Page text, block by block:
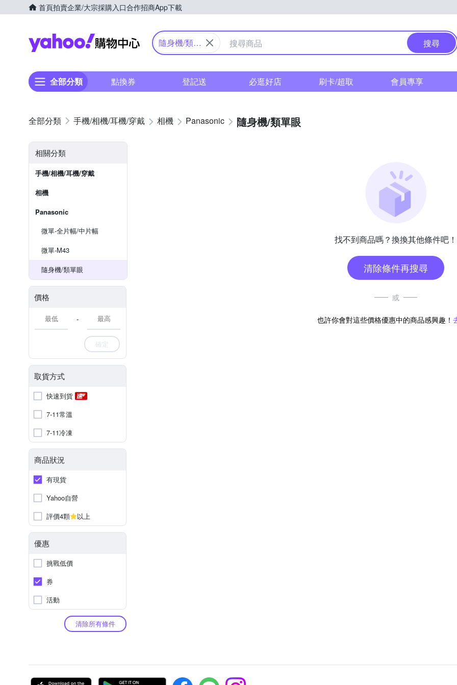
首頁拍賣企業/大宗採購入口合作招商App下載
Yahoo購物中心
隨身機/類單
搜尋
全部分類 點換券 登記送 必逛好店 刷卡/超取 會員專享
手機/相機/耳機/穿戴 相機 Panasonic 隨身機/類單眼
相關分類
手機/相機/耳機/穿戴
相機
Panasonic
微單-全片幅/中片幅
微單-M43
隨身機/類單眼
價格
-
確定
取貨方式
快速到貨
7-11常溫
7-11冷凍
商品狀況
有現貨
Yahoo自營
評價4顆
以上
優惠
挑戰低價
券
活動
清除所有條件
找不到商品嗎？換換其他條件吧！
清除條件再搜尋
或
也許你會對這些價格優惠中的商品感興趣！